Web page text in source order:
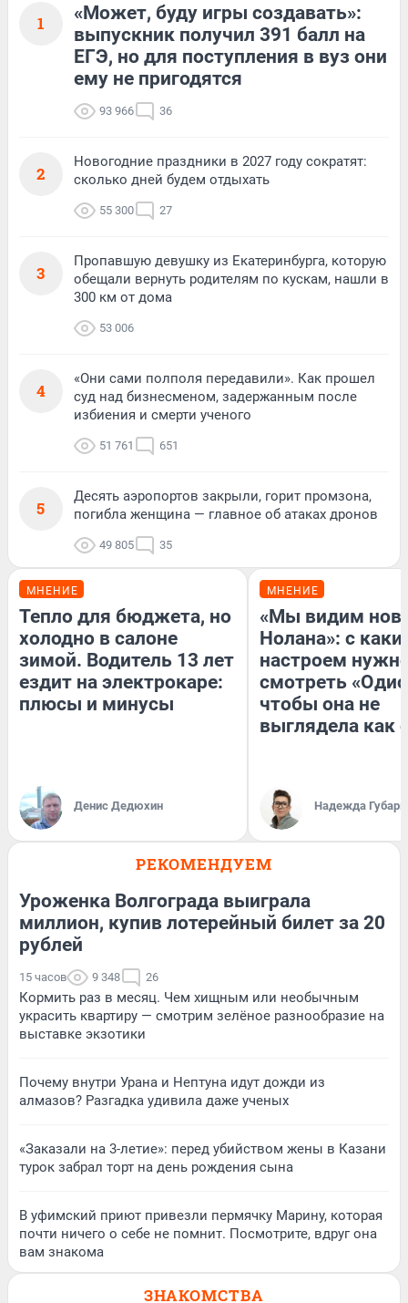
1
«Может, буду игры создавать»:
выпускник получил 391 балл на
ЕГЭ, но для поступления в вуз они
ему не пригодятся
93 966 36
2
Новогодние праздники в 2027 году сократят:
сколько дней будем отдыхать
55 300 27
3
Пропавшую девушку из Екатеринбурга, которую
обещали вернуть родителям по кускам, нашли в
300 км от дома
53 006
4
«Они сами полполя передавили». Как прошел
суд над бизнесменом, задержанным после
избиения и смерти ученого
51 761 651
5
Десять аэропортов закрыли, горит промзона,
погибла женщина — главное об атаках дронов
49 805 35
МНЕНИЕ
Тепло для бюджета, но
холодно в салоне
зимой. Водитель 13 лет
ездит на электрокаре:
плюсы и минусы
Денис Дедюхин
МНЕНИЕ
«Мы видим
Нолана»: с
настроем
смотреть
чтобы она не
выглядела как
Надежда Губарь
РЕКОМЕНДУЕМ
Уроженка Волгограда выиграла
миллион, купив лотерейный билет за 20
рублей
15 часов 9 348 26
Кормить раз в месяц. Чем хищным или необычным
украсить квартиру — смотрим зелёное разнообразие на
выставке экзотики
Почему внутри Урана и Нептуна идут дожди из
алмазов? Разгадка удивила даже ученых
«Заказали на 3-летие»: перед убийством жены в Казани
турок забрал торт на день рождения сына
В уфимский приют привезли пермячку Марину, которая
почти ничего о себе не помнит. Посмотрите, вдруг она
вам знакома
ЗНАКОМСТВА